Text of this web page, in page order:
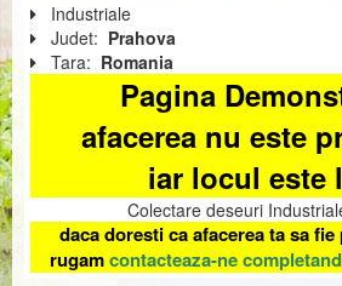
Industriale
Judet: Prahova
Tara: Romania
Pagina
afacerea nu este
iar locul este
Colectare deseuri
daca doresti ca afacerea ta sa
rugamcontacteaza-ne